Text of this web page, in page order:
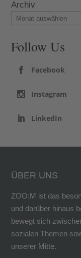
Archiv
Follow Us
Facebook
Instagram
LinkedIn
ÜBER UNS
ZOO:M ist das
und darüber hinaus
bewegt sich
sozialen Themen
unserer Mitte.